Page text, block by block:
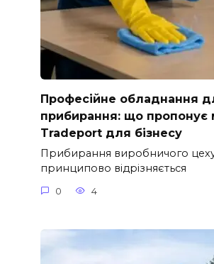
Професійне обладнання
прибирання: що пропонує
Tradeport для бізнесу
Прибирання виробничого
принципово відрізняється
0 4